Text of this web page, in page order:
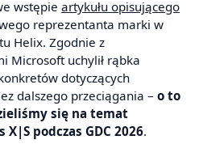
wstępie artykułu opisującego
reprezentanta marki w
Helix. Zgodnie z
Microsoft uchylił rąbka
dotyczących
dalszego przeciągania – o to
się na temat
podczas GDC 2026.